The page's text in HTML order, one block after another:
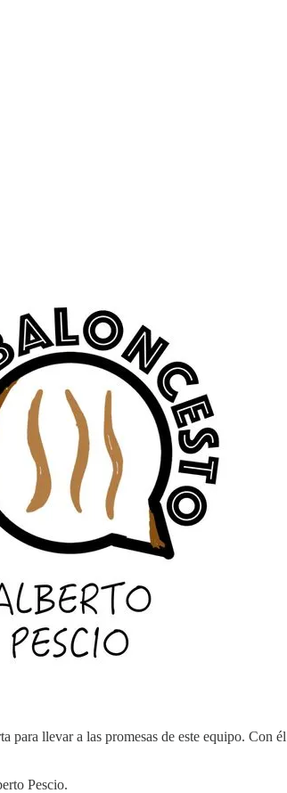
para llevar a las promesas de este equipo.
Pescio.